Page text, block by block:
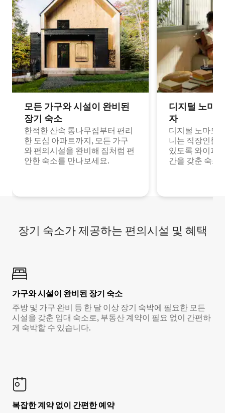
모든 가구와 시설이 완비된
장기 숙소
한적한 산속 통나무집부터 편리
한 도심 아파트까지, 모든 가구
와 편의시설을 완비해 집처럼 편
안한 숙소를 만나보세요.
디지털 노마
자
디지털 노마드
니는 직장인들
있도록 와이파
간을 갖춘 숙소
장기 숙소가 제공하는 편의시설 및 혜택
가구와 시설이 완비된 장기 숙소
주방 및 가구 완비 등 한 달 이상 장기 숙박에 필요한 모든
시설을 갖춘 임대 숙소로, 부동산 계약이 필요 없이 간편하
게 숙박할 수 있습니다.
복잡한 계약 없이 간편한 예약